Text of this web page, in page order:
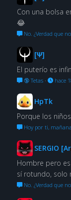
Con una bolsa
😂
No. ¿Verdad que
[Ψ]
El puterío es
🔞 Tetas· hace
HpTk
Porque los
Hoy por ti,
SERGIO
Hombre pero
sí rotundo, solo
No. ¿Verdad que